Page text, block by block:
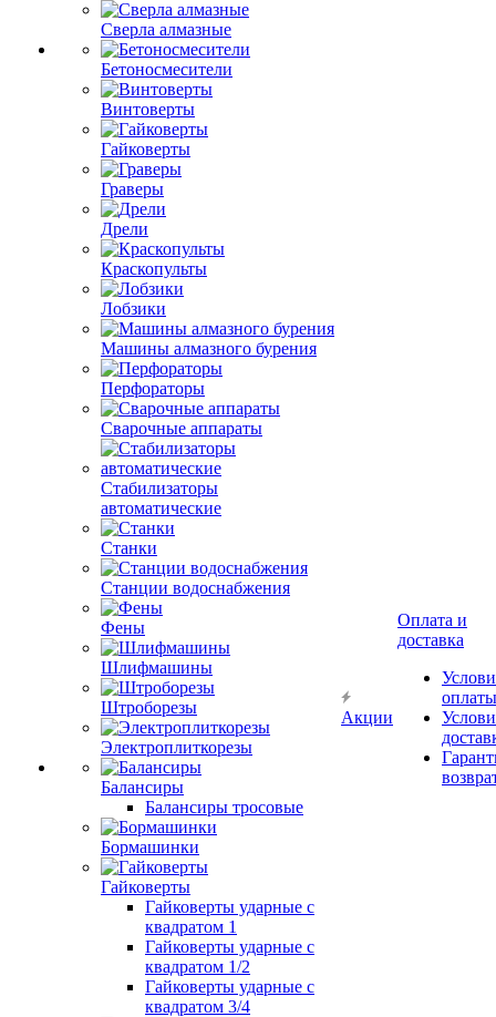
Сверла алмазные
Бетоносмесители
Винтоверты
Гайковерты
Граверы
Дрели
Краскопульты
Лобзики
Машины алмазного бурения
Перфораторы
Сварочные аппараты
Стабилизаторы
автоматические
Станки
Станции водоснабжения
Фены
Шлифмашины
Штроборезы
Электроплиткорезы
Балансиры
Балансиры тросовые
Бормашинки
Гайковерты
Гайковерты ударные с
квадратом 1
Гайковерты ударные с
квадратом 1/2
Гайковерты ударные с
квадратом 3/4
Акции
Оплата и
доставка
оплаты